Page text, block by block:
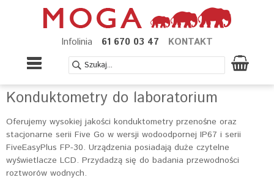
Infolinia 61 670 03 47 KONTAKT
Konduktometry do laboratorium
Oferujemy wysokiej jakości konduktometry przenośne oraz
stacjonarne serii Five Go w wersji wodoodpornej IP67 i serii
FiveEasyPlus FP-30. Urządzenia posiadają duże czytelne
wyświetlacze LCD. Przydadzą się do badania przewodności
roztworów wodnych.